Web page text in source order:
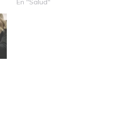
En "Salud"